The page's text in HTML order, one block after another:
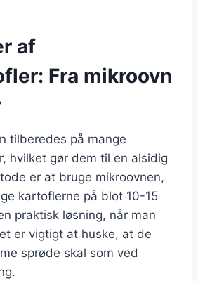
af
Fra mikroovn
tilberedes på mange
hvilket gør dem til en alsidig
er at bruge mikroovnen,
kartoflerne på blot 10-15
praktisk løsning, når man
er vigtigt at huske, at de
sprøde skal som ved